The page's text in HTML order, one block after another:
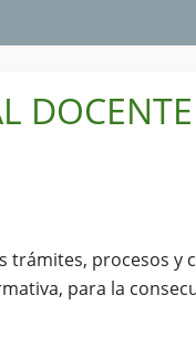
DOCENTE
procesos y
para la